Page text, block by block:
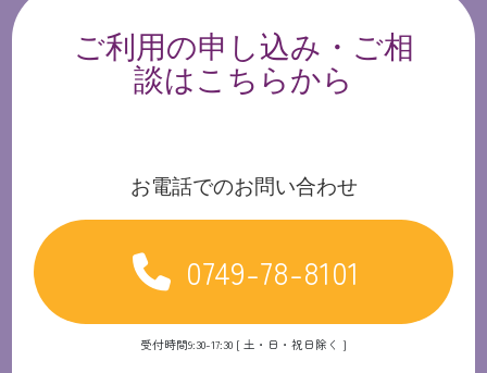
ご利用の申し込み・ご相
談はこちらから
お電話でのお問い合わせ
0749-78-8101
受付時間9:30-17:30 [ 土・日・祝日除く ]